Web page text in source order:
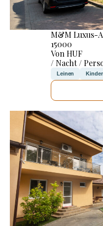
M&M Luxus-
15000
Von HUF
/ Nacht /
Leinen